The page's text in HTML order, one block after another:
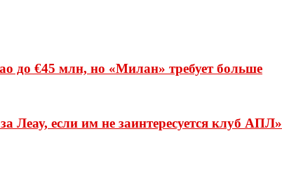
до €45 млн, но «Милан» требует больше
если им не заинтересуется клуб АПЛ»